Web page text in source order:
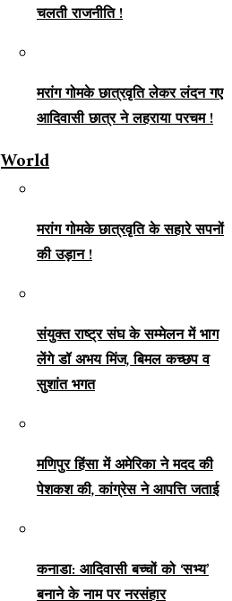
चलती राजनीति !
मरांग गोमके छात्रवृति लेकर लंदन गए
आदिवासी छात्र ने लहराया परचम !
World
मरांग गोमके छात्रवृति के सहारे सपनों
की उड़ान !
संयुक्त राष्ट्र संघ के सम्मेलन में भाग
लेंगे डॉ अभय मिंज, बिमल कच्छप व
सुशांत भगत
मणिपुर हिंसा में अमेरिका ने मदद की
पेशकश की, कांग्रेस ने आपत्ति जताई
कनाडा: आदिवासी बच्चों को ‘सभ्य’
बनाने के नाम पर नरसंहार